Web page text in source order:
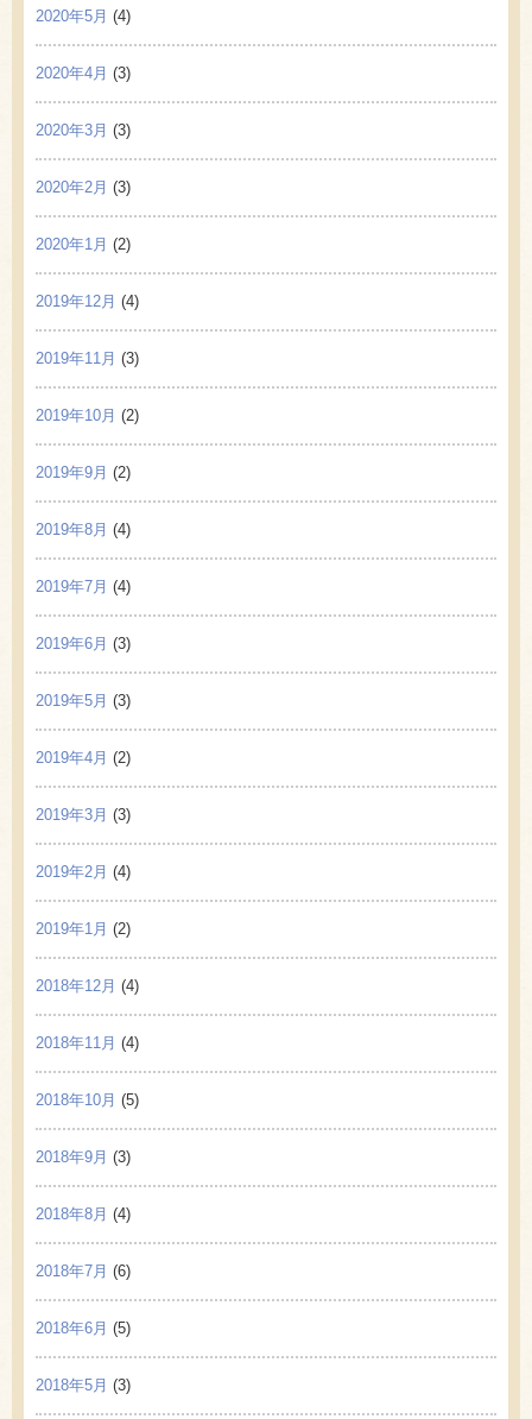
2020年5月 (4)
2020年4月 (3)
2020年3月 (3)
2020年2月 (3)
2020年1月 (2)
2019年12月 (4)
2019年11月 (3)
2019年10月 (2)
2019年9月 (2)
2019年8月 (4)
2019年7月 (4)
2019年6月 (3)
2019年5月 (3)
2019年4月 (2)
2019年3月 (3)
2019年2月 (4)
2019年1月 (2)
2018年12月 (4)
2018年11月 (4)
2018年10月 (5)
2018年9月 (3)
2018年8月 (4)
2018年7月 (6)
2018年6月 (5)
2018年5月 (3)